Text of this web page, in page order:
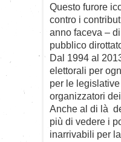
Questo furore
contro i
anno faceva –
pubblico
Dal 1994 al
elettorali per
per le
organizzatori
Anche al di là
più di vedere i
inarrivabili per